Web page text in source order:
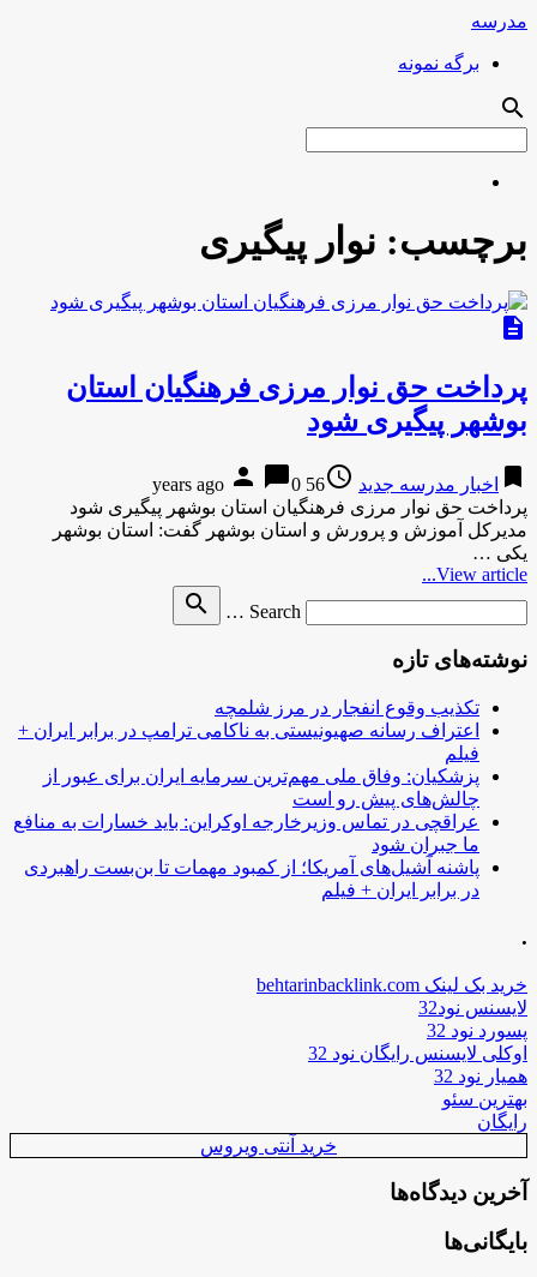
مدرسه
برگه نمونه
search
برچسب: نوار پیگیری
description
پرداخت حق نوار مرزی فرهنگیان استان
بوشهر پیگیری شود
bookmark اخبار مدرسه جدید access_time
56 years ago
person chat_bubble0
پرداخت حق نوار مرزی فرهنگیان استان بوشهر پیگیری شود
مدیرکل آموزش و پرورش و استان بوشهر گفت: استان بوشهر
یکی …
View article...
Search …
search
نوشته‌های تازه
تکذیب وقوع انفجار در مرز شلمچه
اعتراف رسانه صهیونیستی به ناکامی ترامپ در برابر ایران +
فیلم
پزشکیان: وفاق ملی مهم‌ترین سرمایه ایران برای عبور از
چالش‌های پیش رو است
عراقچی در تماس وزیرخارجه اوکراین: باید خسارات به منافع
ما جبران شود
پاشنه آشیل‌های آمریکا؛ از کمبود مهمات تا بن‌بست راهبردی
در برابر ایران + فیلم
.
خرید بک لینک behtarinbacklink.com
لایسنس نود32
پسورد نود 32
اوکلی لایسنس رایگان نود 32
همیار نود 32
بهترین سئو
رایگان
خرید آنتی ویروس
آخرین دیدگاه‌ها
بایگانی‌ها